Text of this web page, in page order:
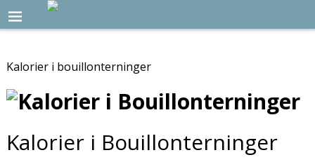
Kalorier i bouillonterninger
Kalorier i Bouillonterninger